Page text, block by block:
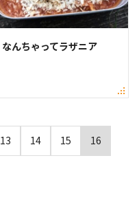
なんちゃってラザニア
13 14 15 16